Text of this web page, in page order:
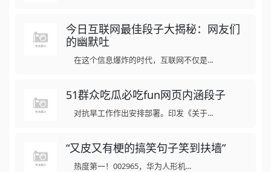
今日互联网最佳段子大揭秘：网友们
的幽默吐
在这个信息爆炸的时代，互联网不仅是...
51群众吃瓜必吃fun网页内涵段子
对抗旱工作作出安排部署。印发《关于...
“又皮又有梗的搞笑句子笑到扶墙”
热度第一！002965，华为人形机...